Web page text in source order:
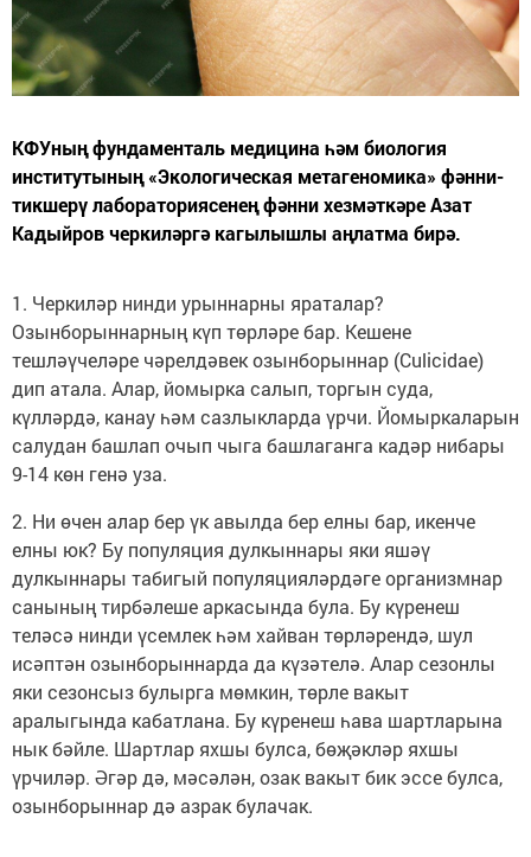
КФУның фундаменталь медицина һәм биология
институтының «Экологическая метагеномика» фәнни-
тикшерү лабораториясенең фәнни хезмәткәре Азат
Кадыйров черкиләргә кагылышлы аңлатма бирә.
1. Черкиләр нинди урыннарны яраталар?
Озынборыннарның күп төрләре бар. Кешене
тешләүчеләре чәрелдәвек озынборыннар (Culicidae)
дип атала. Алар, йомырка салып, торгын суда,
күлләрдә, канау һәм сазлыкларда үрчи. Йомыркаларын
салудан башлап очып чыга башлаганга кадәр нибары
9-14 көн генә уза.
2. Ни өчен алар бер үк авылда бер елны бар, икенче
елны юк? Бу популяция дулкыннары яки яшәү
дулкыннары табигый популяцияләрдәге организмнар
санының тирбәлеше аркасында була. Бу күренеш
теләсә нинди үсемлек һәм хайван төрләрендә, шул
исәптән озынборыннарда да күзәтелә. Алар сезонлы
яки сезонсыз булырга мөмкин, төрле вакыт
аралыгында кабатлана. Бу күренеш һава шартларына
нык бәйле. Шартлар яхшы булса, бөҗәкләр яхшы
үрчиләр. Әгәр дә, мәсәлән, озак вакыт бик эссе булса,
озынборыннар дә азрак булачак.